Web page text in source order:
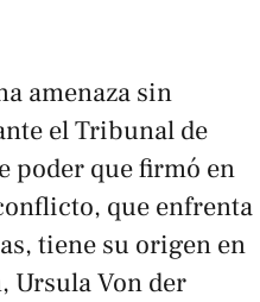
amenaza sin
el Tribunal de
poder que firmó en
que enfrenta
tiene su origen en
Ursula Von der